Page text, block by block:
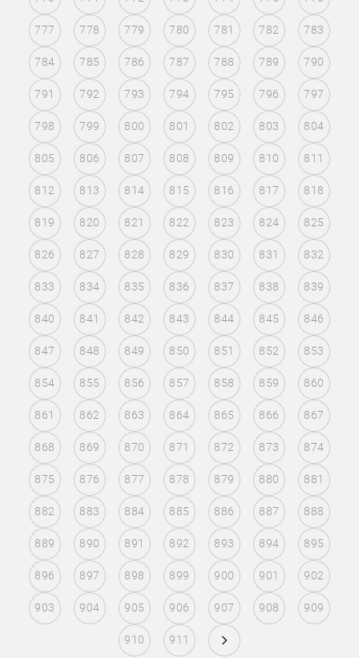
777 778 779 780 781 782 783
784 785 786 787 788 789 790
791 792 793 794 795 796 797
798 799 800 801 802 803 804
805 806 807 808 809 810 811
812 813 814 815 816 817 818
819 820 821 822 823 824 825
826 827 828 829 830 831 832
833 834 835 836 837 838 839
840 841 842 843 844 845 846
847 848 849 850 851 852 853
854 855 856 857 858 859 860
861 862 863 864 865 866 867
868 869 870 871 872 873 874
875 876 877 878 879 880 881
882 883 884 885 886 887 888
889 890 891 892 893 894 895
896 897 898 899 900 901 902
903 904 905 906 907 908 909
910 911